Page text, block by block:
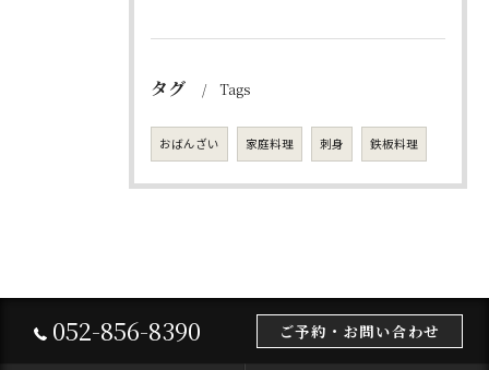
タグ Tags
おばんざい 家庭料理 刺身 鉄板料理
052-856-8390 ご予約・お問い合わせ